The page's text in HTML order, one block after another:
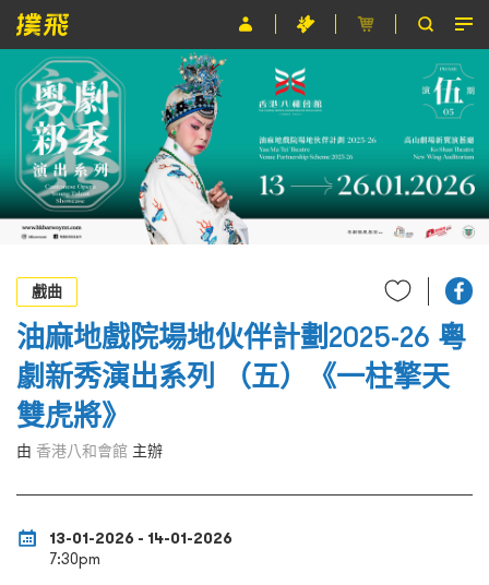
節目
主辦單位
關於撲飛
條款及細則
EN
戲曲
油麻地戲院場地伙伴計劃2025-26 粵
劇新秀演出系列 （五）《一柱擎天
雙虎將》
由 香港八和會館 主辦
13-01-2026 - 14-01-2026
7:30pm